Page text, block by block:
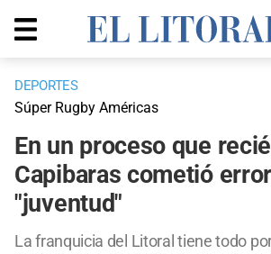
DEPORTES
Súper Rugby Américas
En un proceso que
Capibaras cometió
"juventud"
La franquicia del Litoral tiene todo